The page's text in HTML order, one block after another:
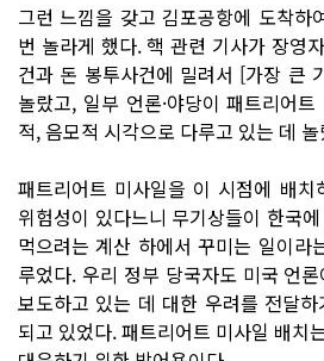
그런 느낌을 갖고 김포공항에 도착하
번 놀라게 했다. 핵 관련 기사가 장영
건과 돈 봉투사건에 밀려서 [가장 큰
놀랐고, 일부 언론·야당이 패트리어
적, 음모적 시각으로 다루고 있는 데
패트리어트 미사일을 이 시점에 배
위험성이 있다느니 무기상들이 한국
먹으려는 계산 하에서 꾸미는 일이라
루었다. 우리 정부 당국자도 미국 언
보도하고 있는 데 대한 우려를 전달
되고 있었다. 패트리어트 미사일 배치